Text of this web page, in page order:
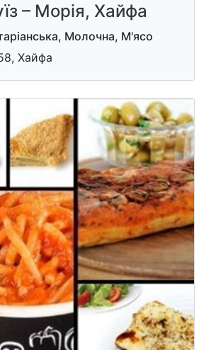
– Морія, Хайфа
Молочна, М'ясо
Хайфа